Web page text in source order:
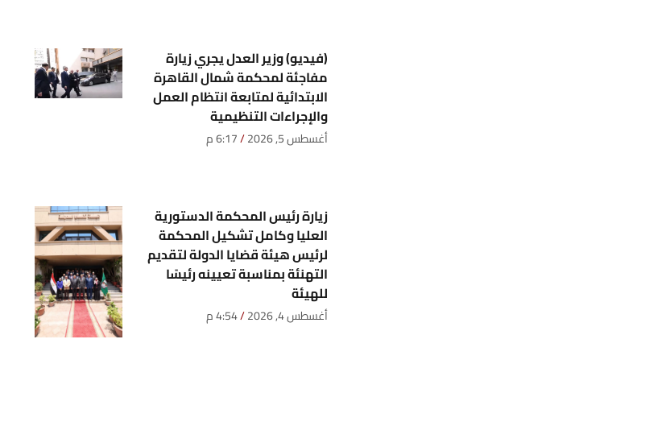
(فيديو) وزير العدل يجري زيارة
مفاجئة لمحكمة شمال القاهرة
الابتدائية لمتابعة انتظام العمل
والإجراءات التنظيمية
أغسطس 5, 2026
زيارة رئيس المحكمة الدستورية
العليا وكامل تشكيل المحكمة
لرئيس هيئة قضايا الدولة لتقديم
التهنئة بمناسبة تعيينه رئيسًا
للهيئة
أغسطس 4, 2026 4:54 م